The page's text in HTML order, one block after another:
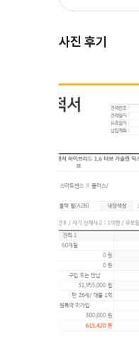
사진 후기